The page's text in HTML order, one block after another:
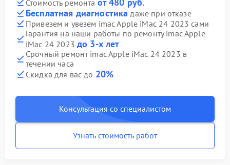
Стоимость ремонта
Бесплатная диагностика даже при отказе
Привезем и увезем imac Apple iMac 24 2023 сами
Гарантия на наши работы по ремонту imac Apple
iMac 24 2023 до 3-х лет
Срочный ремонт imac Apple iMac 24 2023 в
течении часа
Скидка для вас до 20%
Консультация со специалистом
Узнать стоимость работ